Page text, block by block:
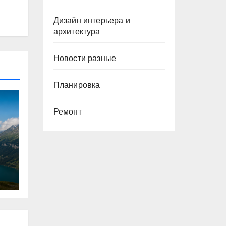
Дизайн интерьера и
архитектура
Новости разные
Планировка
Ремонт